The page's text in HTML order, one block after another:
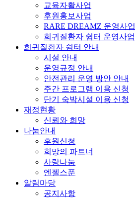
교육자활사업
후원홍보사업
RARE DREAMZ 운영사업
희귀질환자 쉼터 운영사업
희귀질환자 쉼터 안내
시설 안내
운영규정 안내
안전관리 운영 방안 안내
주간 프로그램 이용 신청
단기 숙박시설 이용 신청
재정현황
신뢰와 희망
나눔안내
후원신청
희망의 파트너
사랑나눔
엔젤스푼
알림마당
공지사항